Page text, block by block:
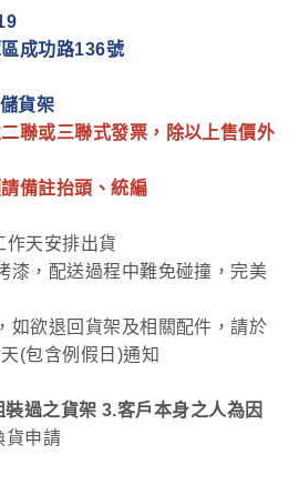
成功路136號
貨架
聯或三聯式發票，除以上售價外
備註抬頭、統編
作天安排出貨
漆，配送過程中難免碰撞，完美
如欲退回貨架及相關配件，請於
(包含例假日)通知
過之貨架 3.客戶本身之人為因
貨申請